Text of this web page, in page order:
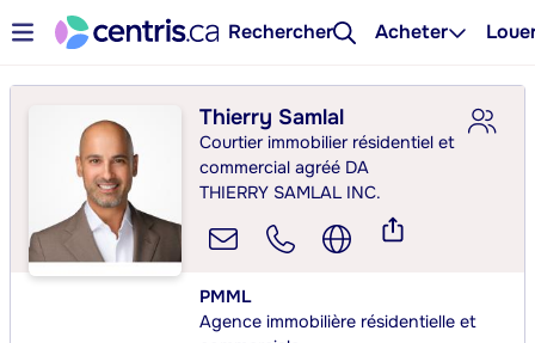
Rechercher Acheter
Thierry Samlal
Courtier immobilier résidentiel et
commercial agréé DA
THIERRY SAMLAL INC.
PMML
Agence immobilière résidentielle et